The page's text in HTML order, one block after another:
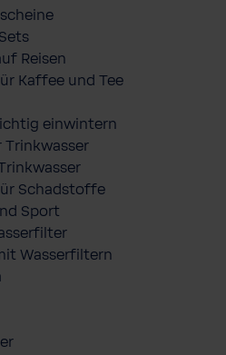
Reisen
Kaffee und Tee
einwintern
Schadstoffe
Sport
Wasserfiltern